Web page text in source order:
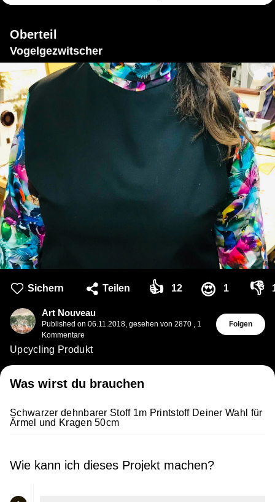
Oberteil
Vogelgezwitscher
Sichern Teilen 👍 12 😍 1 👎
Art Nouveau
Published on 06.11.2018, gesehen von 2870 , 1
Kommentare
Folgen
Upcycling Produkt
Was wirst du brauchen
Schwarzer dehnbarer Stoff 1m Printstoff Deiner Wahl für
Ärmel und Kragen 50cm
Wie kann ich dieses Projekt machen?